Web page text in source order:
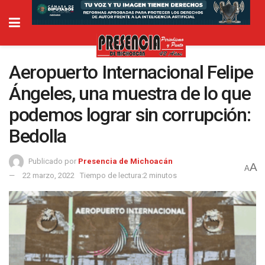
Aeropuerto Internacional Felipe
Ángeles, una muestra de lo que
podemos lograr sin corrupción:
Bedolla
Publicado por Presencia de Michoacán
22 marzo, 2022
Tiempo de lectura:2 minutos
AA